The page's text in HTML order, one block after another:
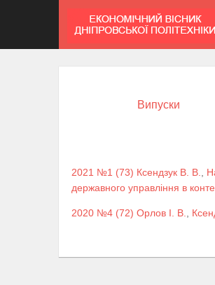
Випуски
2021 №1 (73) Ксендзук В. В.
державного управління в
2020 №4 (72) Орлов І. В.